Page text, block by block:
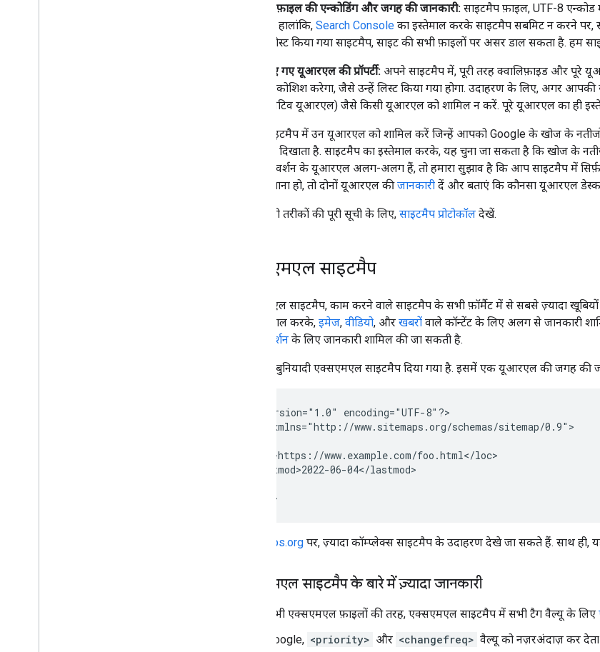
साइटमैप फ़ाइल की एन्कोडिंग और जगह की जानकारी: साइटमैप फ़ाइल, UTF-8 एन्कोड
सकता है. हालांकि, Search Console का इस्तेमाल करके साइटमैप सबमिट न करने पर,
रूट पर पोस्ट किया गया साइटमैप, साइट की सभी फ़ाइलों पर असर डाल सकता है. हम
रेफ़र किए गए यूआरएल की प्रॉपर्टी: अपने साइटमैप में, पूरी तरह क्वालिफ़ाइड और पूरे
करने की कोशिश करेगा, जैसे उन्हें लिस्ट किया गया होगा. उदाहरण के लिए, अगर आपकी
(कोई रिलेटिव यूआरएल) जैसे किसी यूआरएल को शामिल न करें. पूरे यूआरएल का ही
अपने साइटमैप में उन यूआरएल को शामिल करें जिन्हें आपको Google के खोज के
दिखाता है. साइटमैप का इस्तेमाल करके, यह चुना जा सकता है कि खोज के
डेस्कटॉप वर्शन के यूआरएल अलग-अलग हैं, तो हमारा सुझाव है कि आप साइटमैप में
बारे में बताना हो, तो दोनों यूआरएल कीजानकारी दें और बताएं कि कौनसा यूआरएल
सबसे सही तरीकों की पूरी सूची के लिए, साइटमैप प्रोटोकॉल देखें.
एक्सएमएल साइटमैप
एक्सएमएल साइटमैप, काम करने वाले साइटमैप के सभी फ़ॉर्मैट में से सबसे ज़्यादा
का इस्तेमाल करके, इमेज, वीडियो, और खबरों वाले कॉन्टेंट के लिए अलग से जानकारी
पेज के वर्शन के लिए जानकारी शामिल की जा सकती है.
यहां एक बुनियादी एक्सएमएल साइटमैप दिया गया है. इसमें एक यूआरएल की जगह की
<?xml version="1.0" encoding="UTF-8"?>
<urlset xmlns="http://www.sitemaps.org/schemas/sitemap/0.9">
    <loc>https://www.example.com/foo.html</loc>
    <lastmod>2022-06-04</lastmod>
</urlset>
sitemaps.org पर, ज़्यादा कॉम्प्लेक्स साइटमैप के उदाहरण देखे जा सकते हैं. साथ ही,
एक्सएमएल साइटमैप के बारे में ज़्यादा जानकारी
सभी एक्सएमएल फ़ाइलों की तरह, एक्सएमएल साइटमैप में सभी टैग वैल्यू के लिए
Google, <priority> और <changefreq> वैल्यू को नज़रअंदाज़ कर देता